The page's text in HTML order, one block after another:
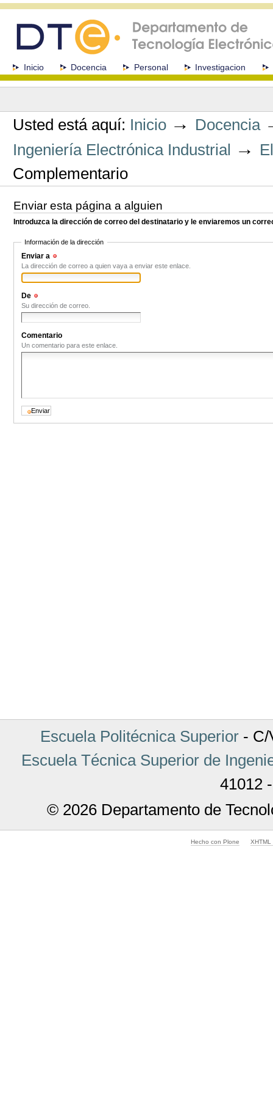
navegación
SeccionesInicio Docencia Personal Investigacion
Herramientas
Usted está aquí: Inicio → Docencia
Ingeniería Electrónica Industrial →
Complementario
Enviar esta página a alguien
Introduzca la dirección de correo del destinatario y le enviaremos un
Información de la dirección
Enviar a
La dirección de correo a quien vaya a enviar este enlace.
De
Su dirección de correo.
Comentario
Un comentario para este enlace.
Escuela Politécnica Superior- C/
Escuela Técnica Superior de
41012
© 2026 Departamento de
Hecho con Plone XHTML